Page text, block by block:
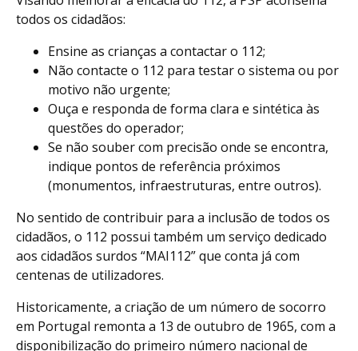
todos os cidadãos:
Ensine as crianças a contactar o 112;
Não contacte o 112 para testar o sistema ou por
motivo não urgente;
Ouça e responda de forma clara e sintética às
questões do operador;
Se não souber com precisão onde se encontra,
indique pontos de referência próximos
(monumentos, infraestruturas, entre outros).
No sentido de contribuir para a inclusão de todos os
cidadãos, o 112 possui também um serviço dedicado
aos cidadãos surdos “MAI112” que conta já com
centenas de utilizadores.
Historicamente, a criação de um número de socorro
em Portugal remonta a 13 de outubro de 1965, com a
disponibilização do primeiro número nacional de